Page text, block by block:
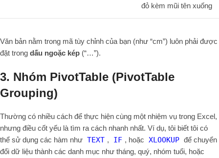
đỏ kèm mũi tên xuống
Văn bản nằm trong mã tùy chỉnh của bạn (như “cm”) luôn phải được
đặt trong dấu ngoặc kép (“…”).
3. Nhóm PivotTable (PivotTable
Grouping)
Thường có nhiều cách để thực hiện cùng một nhiệm vụ trong Excel,
nhưng điều cốt yếu là tìm ra cách nhanh nhất. Ví dụ, tôi biết tôi có
thể sử dụng các hàm như TEXT , IF , hoặc XLOOKUP để chuyển
đổi dữ liệu thành các danh mục như tháng, quý, nhóm tuổi, hoặc